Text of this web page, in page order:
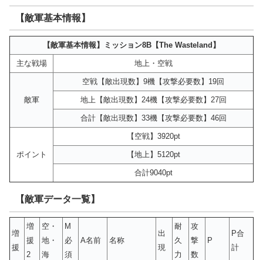
【敵軍基本情報】
【敵軍基本情報】ミッション8B【The Wasteland】
主な戦場 地上・空戦
敵軍
空戦【敵出現数】9機【攻撃必要数】19回
地上【敵出現数】24機【攻撃必要数】27回
合計【敵出現数】33機【攻撃必要数】46回
ポイント
【空戦】3920pt
【地上】5120pt
合計9040pt
【敵軍データ一覧】
増
援
増
援
2
空・
地・
海
M
必
須
A名前 名称
出
現
耐
久
力
攻
撃
数
P
P合
計